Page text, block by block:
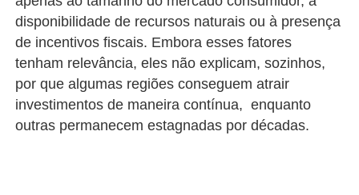
disponibilidade de recursos naturais ou à presença
de incentivos fiscais. Embora esses fatores
tenham relevância, eles não explicam, sozinhos,
por que algumas regiões conseguem atrair
investimentos de maneira contínua, enquanto
outras permanecem estagnadas por décadas.